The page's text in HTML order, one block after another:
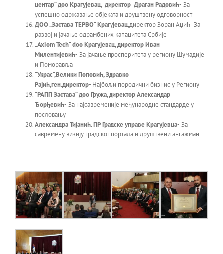
центар“ доо Крагујевац, директор Драган Радовић- За
успешно одржавање објеката и друштвену одговорност
ДОО „Застава ТЕРВО“ Крагујевац,директор Зоран Аџић-За
развој и јачање одрамбених капацитета Србије
„Axiom Tech“dooКрагујевац, директор Иван
Милентијевић- За јачање просперитета у региону Шумадије
и Поморавља
“Украс“,Велики Поповић, Здравко
Рајић,ген.директор- Најбољи породични бизнис у Региону
“РАПП Застава“ доо Гружа, директор Александар
Ђорђевић- За најсавременије међународне стандарде у
пословању
Александра Тијанић, ПР Градске управе Крагујевца- За
савремену визију градског портала и друштвени ангажман